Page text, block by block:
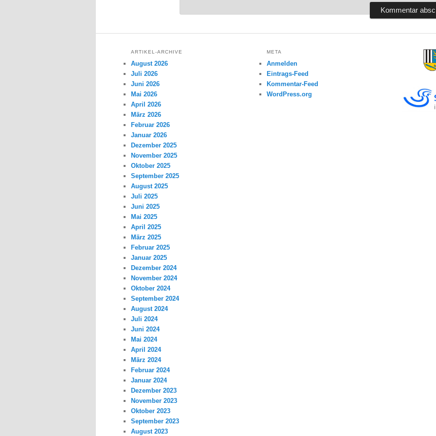
ARTIKEL-ARCHIVE
August 2026
Juli 2026
Juni 2026
Mai 2026
April 2026
März 2026
Februar 2026
Januar 2026
Dezember 2025
November 2025
Oktober 2025
September 2025
August 2025
Juli 2025
Juni 2025
Mai 2025
April 2025
März 2025
Februar 2025
Januar 2025
Dezember 2024
November 2024
Oktober 2024
September 2024
August 2024
Juli 2024
Juni 2024
Mai 2024
April 2024
März 2024
Februar 2024
Januar 2024
Dezember 2023
November 2023
Oktober 2023
September 2023
August 2023
META
Anmelden
Eintrags-Feed
Kommentar-Feed
WordPress.org